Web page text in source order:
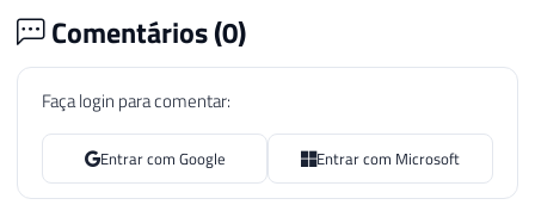
Comentários (0)
Faça login para comentar:
Entrar com Google Entrar com Microsoft